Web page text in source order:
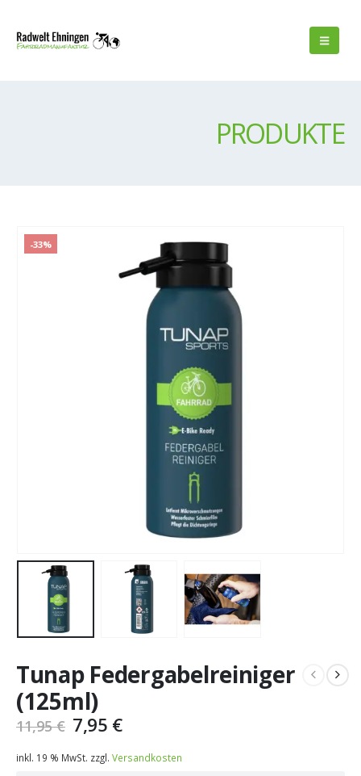
PRODUKTE
-33%
Tunap Federgabelreiniger
(125ml)
11,95€ Ursprünglicher
Preis
war:
7,95 €Aktueller
ist:
inkl. 19 % MwSt. zzgl. Versandkosten